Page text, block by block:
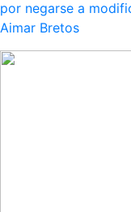
por negarse a
Aimar Bretos